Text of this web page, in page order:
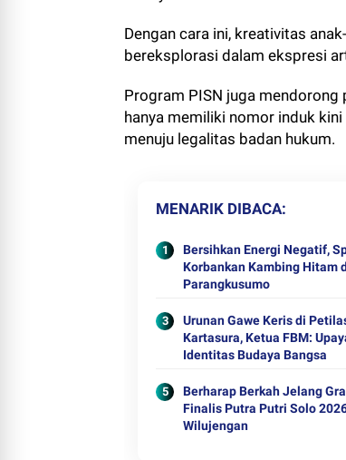
Dengan cara ini, kreativitas
bereksplorasi dalam ekspresi
Program PISN juga
hanya memiliki nomor induk
menuju legalitas badan hukum.
MENARIK DIBACA
Bersihkan Energi Negatif,
Korbankan Kambing Hitam
Parangkusumo
Urunan Gawe Keris di
Kartasura, Ketua FBM:
Identitas Budaya Bangsa
Berharap Berkah Jelang
Finalis Putra Putri Solo
Wilujengan